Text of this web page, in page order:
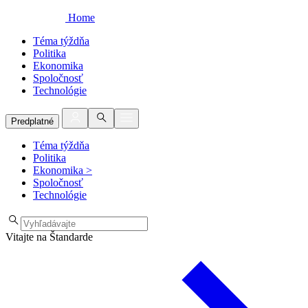
Home
Téma týždňa
Politika
Ekonomika
Spoločnosť
Technológie
Predplatné
Téma týždňa
Politika
Ekonomika >
Spoločnosť
Technológie
Vitajte na Štandarde